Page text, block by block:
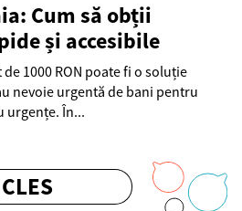
Cum să obții
și accesibile
1000 RON poate fi o soluție
nevoie urgentă de bani pentru
urgențe. În...